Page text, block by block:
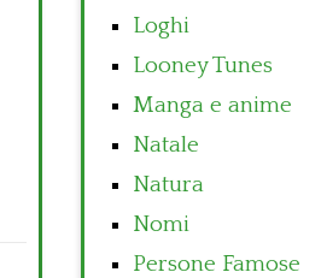
Loghi
Looney Tunes
Manga e anime
Natale
Natura
Nomi
Persone Famose